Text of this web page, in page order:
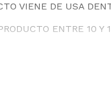
VIENE DE USA
ENTRE 10 Y